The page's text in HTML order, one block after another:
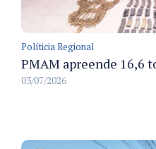
Políticia Regional
03/07/2026